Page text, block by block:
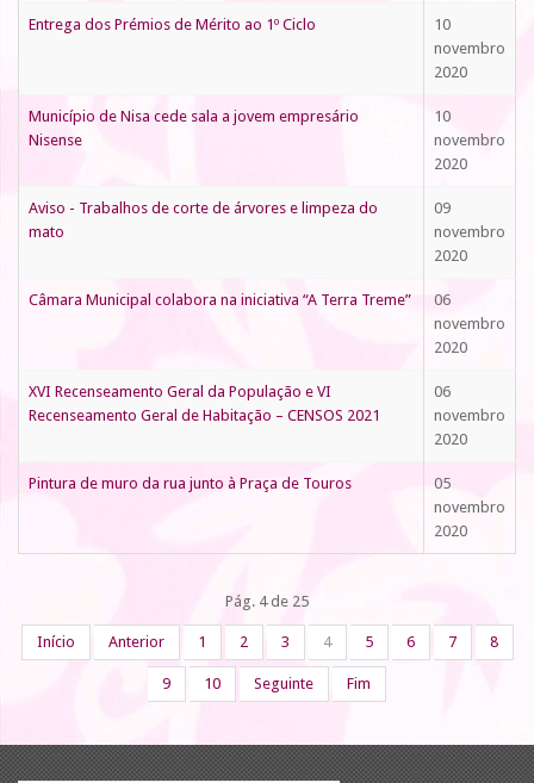
Entrega dos Prémios de Mérito ao 1º Ciclo
10
novembro
2020
Município de Nisa cede sala a jovem empresário
Nisense
10
novembro
2020
Aviso - Trabalhos de corte de árvores e limpeza do
mato
09
novembro
2020
Câmara Municipal colabora na iniciativa “A Terra Treme”
06
novembro
2020
XVI Recenseamento Geral da População e VI
Recenseamento Geral de Habitação – CENSOS 2021
06
novembro
2020
Pintura de muro da rua junto à Praça de Touros
05
novembro
2020
Pág. 4 de 25
Início Anterior 1 2 3 4 5 6 7 8
9 10 Seguinte Fim